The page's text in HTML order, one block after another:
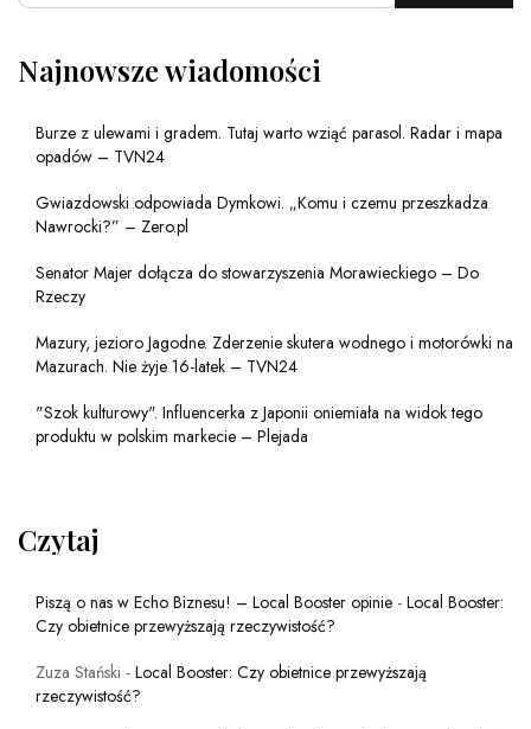
Najnowsze wiadomości
Burze z ulewami i gradem. Tutaj warto wziąć parasol. Radar i mapa
opadów – TVN24
Gwiazdowski odpowiada Dymkowi. „Komu i czemu przeszkadza
Nawrocki?” – Zero.pl
Senator Majer dołącza do stowarzyszenia Morawieckiego – Do
Rzeczy
Mazury, jezioro Jagodne. Zderzenie skutera wodnego i motorówki na
Mazurach. Nie żyje 16-latek – TVN24
"Szok kulturowy". Influencerka z Japonii oniemiała na widok tego
produktu w polskim markecie – Plejada
Czytaj
Piszą o nas w Echo Biznesu! – Local Booster opinie - Local Booster:
Czy obietnice przewyższają rzeczywistość?
Zuza Stański - Local Booster: Czy obietnice przewyższają
rzeczywistość?